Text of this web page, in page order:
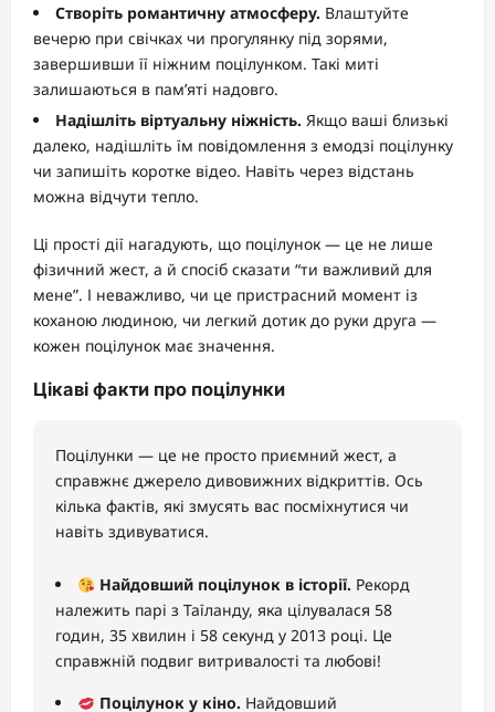
Створіть романтичну атмосферу. Влаштуйте
вечерю при свічках чи прогулянку під зорями,
завершивши її ніжним поцілунком. Такі миті
залишаються в пам’яті надовго.
Надішліть віртуальну ніжність. Якщо ваші близькі
далеко, надішліть їм повідомлення з емодзі поцілунку
чи запишіть коротке відео. Навіть через відстань
можна відчути тепло.
Ці прості дії нагадують, що поцілунок — це не лише
фізичний жест, а й спосіб сказати “ти важливий для
мене”. І неважливо, чи це пристрасний момент із
коханою людиною, чи легкий дотик до руки друга —
кожен поцілунок має значення.
Цікаві факти про поцілунки
Поцілунки — це не просто приємний жест, а
справжнє джерело дивовижних відкриттів. Ось
кілька фактів, які змусять вас посміхнутися чи
навіть здивуватися.
Найдовший поцілунок в історії. Рекорд
належить парі з Таїланду, яка цілувалася 58
годин, 35 хвилин і 58 секунд у 2013 році. Це
справжній подвиг витривалості та любові!
Поцілунок у кіно. Найдовший